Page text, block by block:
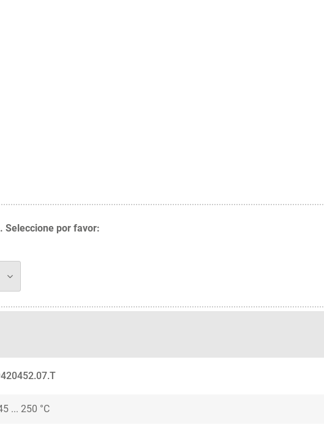
Seleccione por favor:
... 250 °C